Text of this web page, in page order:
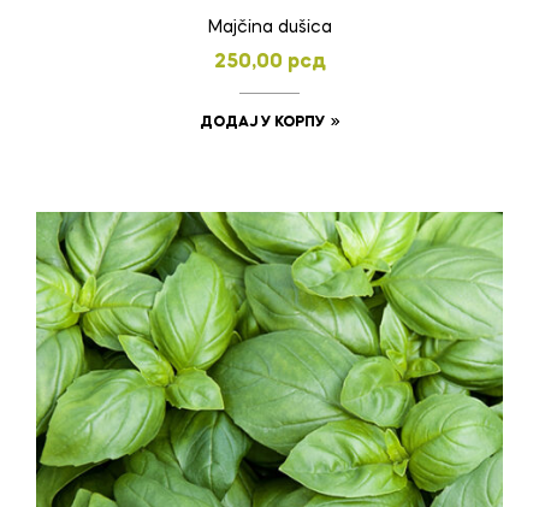
Majčina dušica
250,00 рсд
ДОДАЈ У КОРПУ